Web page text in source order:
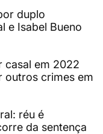
duplo
e Isabel Bueno
casal em 2022
outros crimes em
réu é
da sentença